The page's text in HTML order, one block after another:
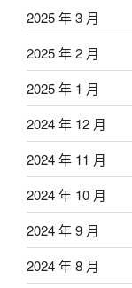
2025 年 3 月
2025 年 2 月
2025 年 1 月
2024 年 12 月
2024 年 11 月
2024 年 10 月
2024 年 9 月
2024 年 8 月